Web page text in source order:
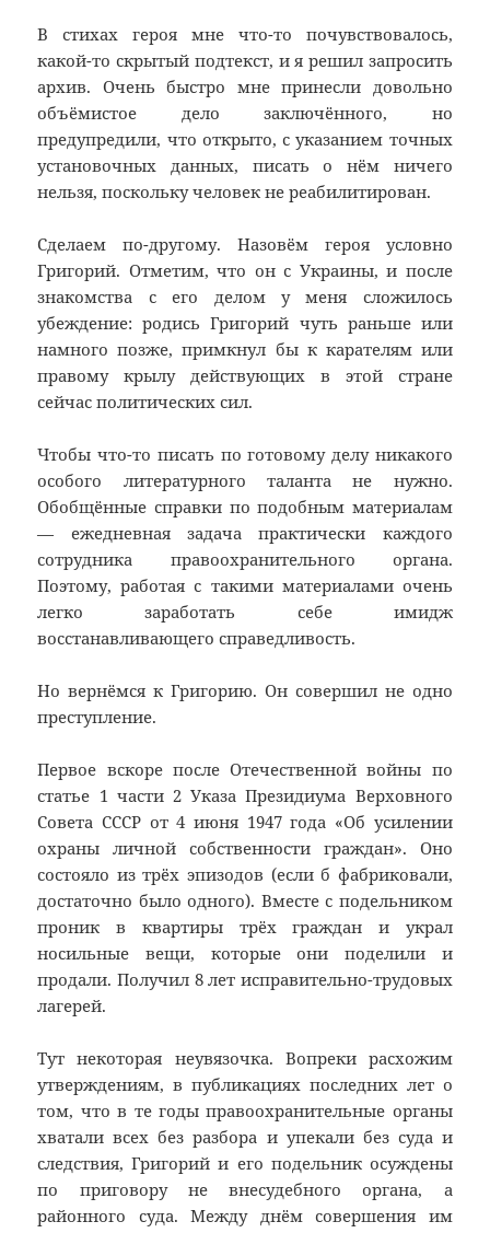
В стихах героя мне что-то почувствовалось,
какой-то скрытый подтекст, и я решил запросить
архив. Очень быстро мне принесли довольно
объёмистое дело заключённого, но
предупредили, что открыто, с указанием точных
установочных данных, писать о нём ничего
нельзя, поскольку человек не реабилитирован.
Сделаем по-другому. Назовём героя условно
Григорий. Отметим, что он с Украины, и после
знакомства с его делом у меня сложилось
убеждение: родись Григорий чуть раньше или
намного позже, примкнул бы к карателям или
правому крылу действующих в этой стране
сейчас политических сил.
Чтобы что-то писать по готовому делу никакого
особого литературного таланта не нужно.
Обобщённые справки по подобным материалам
— ежедневная задача практически каждого
сотрудника правоохранительного органа.
Поэтому, работая с такими материалами очень
легко заработать себе имидж
восстанавливающего справедливость.
Но вернёмся к Григорию. Он совершил не одно
преступление.
Первое вскоре после Отечественной войны по
статье 1 части 2 Указа Президиума Верховного
Совета СССР от 4 июня 1947 года «Об усилении
охраны личной собственности граждан». Оно
состояло из трёх эпизодов (если б фабриковали,
достаточно было одного). Вместе с подельником
проник в квартиры трёх граждан и украл
носильные вещи, которые они поделили и
продали. Получил 8 лет исправительно-трудовых
лагерей.
Тут некоторая неувязочка. Вопреки расхожим
утверждениям, в публикациях последних лет о
том, что в те годы правоохранительные органы
хватали всех без разбора и упекали без суда и
следствия, Григорий и его подельник осуждены
по приговору не внесудебного органа, а
районного суда. Между днём совершения им